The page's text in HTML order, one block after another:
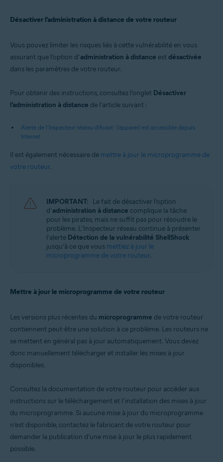
Apple Mac OS X 10.11.x (El Capitan)
Désactiver l’administration à distance de votre routeur
Vous pouvez limiter les risques liés à cette vulnérabilité en vous
assurant que l’option d’administration à distance estdésactivée
dans les paramètres de votre routeur.
Pour obtenir des instructions, consultez l’onglet Désactiver
l’administration à distance de l’article suivant :
Alerte de l’Inspecteur réseau d’Avast : l’appareil est accessible depuis
Internet
Il est également nécessaire de mettre à jour le microprogramme de
votre routeur.
IMPORTANT: Le fait de désactiver l’option
d’administration à distance complique la tâche
pour les pirates, mais ne suffit pas pour résoudre le
problème. L’Inspecteur réseau continue à présenter
l’alerte Détection de la vulnérabilité ShellShock
jusqu’à ce que vous mettiez à jour le
microprogramme de votre routeur.
Mettre à jour le microprogramme de votre routeur
Les versions plus récentes du microprogramme de votre routeur
contiennent peut-être une solution à ce problème. Les routeurs ne
se mettent en général pas à jour automatiquement. Vous devez
donc manuellement télécharger et installer les mises à jour
disponibles.
Consultez la documentation de votre routeur pour accéder aux
instructions sur le téléchargement et l’installation des mises à jour
du microprogramme. Si aucune mise à jour du microprogramme
n’est disponible, contactez le fabricant de votre routeur pour
demander la publication d’une mise à jour le plus rapidement
possible.